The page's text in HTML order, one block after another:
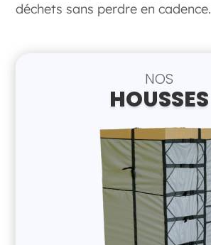
déchets sans perdre en cadence.
NOS
HOUSSES